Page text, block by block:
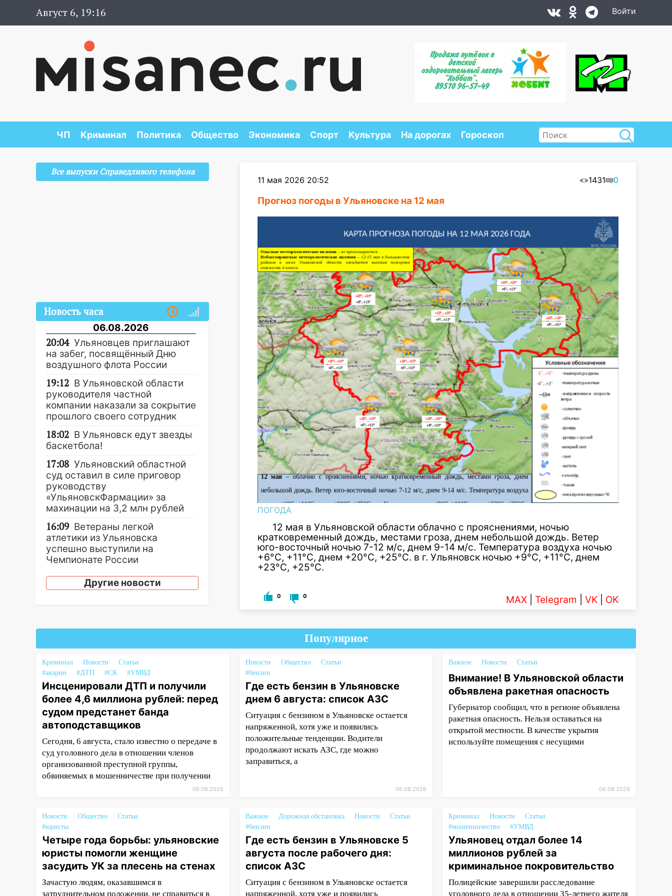
Август 6, 19:16 Войти
ЧП Криминал Политика Общество Экономика Спорт Культура На дорогах Гороскоп
11 мая 2026 20:52 1431 0
Прогноз погоды в Ульяновске на 12 мая
ПОГОДА
12 мая в Ульяновской области облачно с прояснениями, ночью
кратковременный дождь, местами гроза, днем небольшой дождь. Ветер
юго-восточный ночью 7-12 м/с, днем 9-14 м/с. Температура воздуха ночью
+6°С, +11°С, днем +20°С, +25°С. в г. Ульяновск ночью +9°С, +11°С, днем
+23°С, +25°С.
0 0 MAX Telegram VK OK
Все выпуски Справедливого телефона
Новость часа
06.08.2026
20:04 Ульяновцев приглашают
на забег, посвящённый Дню
воздушного флота России
19:12 В Ульяновской области
руководителя частной
компании наказали за сокрытие
прошлого своего сотрудник
18:02 В Ульяновск едут звезды
баскетбола!
17:08 Ульяновский областной
суд оставил в силе приговор
руководству
«УльяновскФармации» за
махинации на 3,2 млн рублей
16:09 Ветераны легкой
атлетики из Ульяновска
успешно выступили на
Чемпионате России
16:02 В Ульяновской области
убрали более 28% площадей
15:51 Бросила кирпич в жену
завели дело на агрессивную
женщину
15:47
На улице Радищева
сбили курьера: крупная авария
в Ульяновске
15:15 Проводил до квартиры и
ограбил: новый кавалер
женщины оказался
рецидивистом
14:26 В Ульяновске ограничат
движение по улице Ефремова
передумать увольняться, если
им повысят зарплату
14:01 Инсценировали ДТП и
получили более 4,6 миллиона
рублей: перед судом
автоподставщиков
Другие новости
Популярное
Криминал Новости
Статьи
#аварии
#ДТП #СК #УМВД
Инсценировали ДТП и получили
более 4,6 миллиона рублей: перед
судом предстанет банда
автоподставщиков
Сегодня, 6 августа, стало известно о передаче в
суд уголовного дела в отношении членов
организованной преступной группы,
обвиняемых в мошенничестве при получении
06.08.2026
Новости Общество
Статьи
#бензин
Где есть бензин в Ульяновске
днем 6 августа: список АЗС
Ситуация с бензином в Ульяновске остается
напряженной, хотя уже и появились
положительные тенденции. Водители
продолжают искать АЗС, где можно
заправиться, а
06.08.2026
Важное Новости Статьи
Внимание! В Ульяновской области
объявлена ракетная опасность
Губернатор сообщил, что в регионе объявлена
ракетная опасность. Нельзя оставаться на
открытой местности. В качестве укрытия
используйте помещения с несущими
06.08.2026
Новости Общество
Статьи
#юристы
Четыре года борьбы: ульяновские
юристы помогли женщине
засудить УК за плесень на стенах
Зачастую людям, оказавшимся в
затруднительном положении, не справиться в
Важное Дорожная обстановка Новости
Статьи
#бензин
Где есть бензин в Ульяновске 5
августа после рабочего дня:
список АЗС
Ситуация с бензином в Ульяновске остается
напряженной, хотя уже и появились
Криминал Новости
Статьи
#мошенничество
#УМВД
Ульяновец отдал более 14
миллионов рублей за
криминальное покровительство
Полицейские завершили расследование
уголовного дела в отношении 35-летнего жителя